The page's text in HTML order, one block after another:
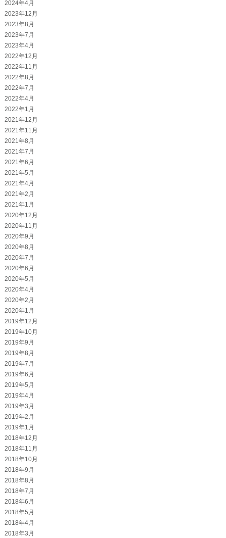
2024年4月
2023年12月
2023年8月
2023年7月
2023年4月
2022年12月
2022年11月
2022年8月
2022年7月
2022年4月
2022年1月
2021年12月
2021年11月
2021年8月
2021年7月
2021年6月
2021年5月
2021年4月
2021年2月
2021年1月
2020年12月
2020年11月
2020年9月
2020年8月
2020年7月
2020年6月
2020年5月
2020年4月
2020年2月
2020年1月
2019年12月
2019年10月
2019年9月
2019年8月
2019年7月
2019年6月
2019年5月
2019年4月
2019年3月
2019年2月
2019年1月
2018年12月
2018年11月
2018年10月
2018年9月
2018年8月
2018年7月
2018年6月
2018年5月
2018年4月
2018年3月